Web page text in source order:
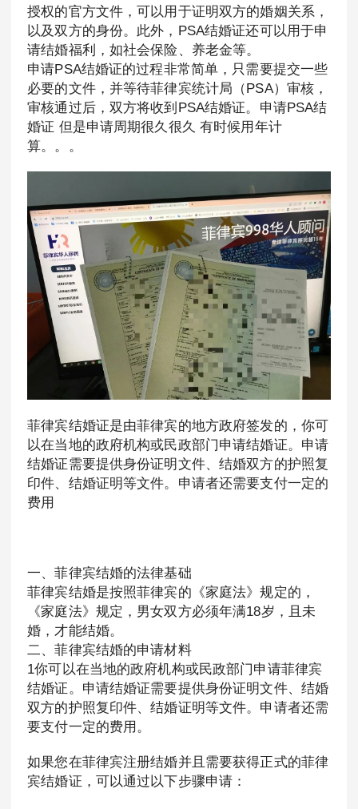
授权的官方文件，可以用于证明双方的婚姻关系，
以及双方的身份。此外，PSA结婚证还可以用于申
请结婚福利，如社会保险、养老金等。
申请PSA结婚证的过程非常简单，只需要提交一些
必要的文件，并等待菲律宾统计局（PSA）审核，
审核通过后，双方将收到PSA结婚证。申请PSA结
婚证 但是申请周期很久很久 有时候用年计
算。。。
菲律宾结婚证是由菲律宾的地方政府签发的，你可
以在当地的政府机构或民政部门申请结婚证。申请
结婚证需要提供身份证明文件、结婚双方的护照复
印件、结婚证明等文件。申请者还需要支付一定的
费用
一、菲律宾结婚的法律基础
菲律宾结婚是按照菲律宾的《家庭法》规定的，
《家庭法》规定，男女双方必须年满18岁，且未
婚，才能结婚。
二、菲律宾结婚的申请材料
1你可以在当地的政府机构或民政部门申请菲律宾
结婚证。申请结婚证需要提供身份证明文件、结婚
双方的护照复印件、结婚证明等文件。申请者还需
要支付一定的费用。
如果您在菲律宾注册结婚并且需要获得正式的菲律
宾结婚证，可以通过以下步骤申请：